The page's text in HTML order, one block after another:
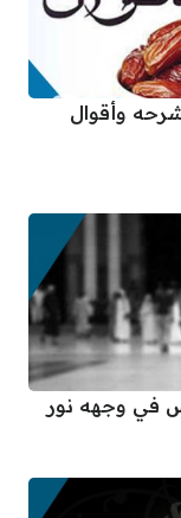
وأقوال
في وجهه نور